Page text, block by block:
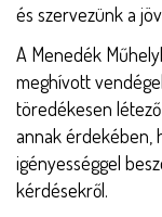
és szervezünk a
A Menedék
meghívott
töredékesen
annak érdekében,
igényességgel
kérdésekről.